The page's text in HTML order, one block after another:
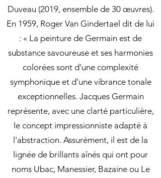
Duveau (2019, ensemble de 30 œuvres).
En 1959, Roger Van Gindertael dit de lui
: « La peinture de Germain est de
substance savoureuse et ses harmonies
colorées sont d'une complexité
symphonique et d'une vibrance tonale
exceptionnelles. Jacques Germain
représente, avec une clarté particulière,
le concept impressionniste adapté à
l'abstraction. Assurément, il est de la
lignée de brillants aînés qui ont pour
noms Ubac, Manessier, Bazaine ou Le